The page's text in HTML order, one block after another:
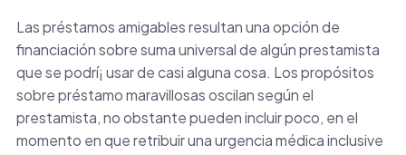
Las préstamos amigables resultan una opción de
financiación sobre suma universal de algún prestamista
que se podrí¡ usar de casi alguna cosa. Los propósitos
sobre préstamo maravillosas oscilan según el
prestamista, no obstante pueden incluir poco, en el
momento en que retribuir una urgencia médica inclusive